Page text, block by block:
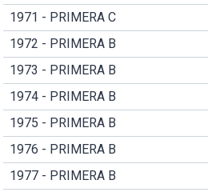
1971 - PRIMERA C
1972 - PRIMERA B
1973 - PRIMERA B
1974 - PRIMERA B
1975 - PRIMERA B
1976 - PRIMERA B
1977 - PRIMERA B